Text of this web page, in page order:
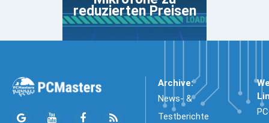
reduzierten Preisen
Archive:
News- &
Testberichte